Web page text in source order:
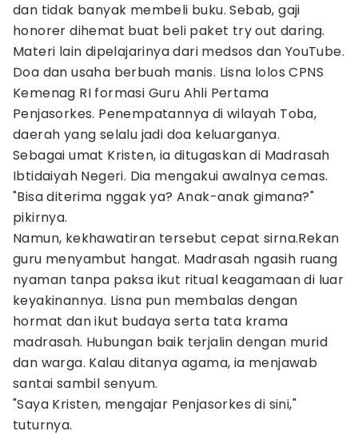
dan tidak banyak membeli buku. Sebab, gaji
honorer dihemat buat beli paket try out daring.
Materi lain dipelajarinya dari medsos dan YouTube.
Doa dan usaha berbuah manis. Lisna lolos CPNS
Kemenag RI formasi Guru Ahli Pertama
Penjasorkes. Penempatannya di wilayah Toba,
daerah yang selalu jadi doa keluarganya.
Sebagai umat Kristen, ia ditugaskan di Madrasah
Ibtidaiyah Negeri. Dia mengakui awalnya cemas.
"Bisa diterima nggak ya? Anak-anak gimana?"
pikirnya.
Namun, kekhawatiran tersebut cepat sirna.Rekan
guru menyambut hangat. Madrasah ngasih ruang
nyaman tanpa paksa ikut ritual keagamaan di luar
keyakinannya. Lisna pun membalas dengan
hormat dan ikut budaya serta tata krama
madrasah. Hubungan baik terjalin dengan murid
dan warga. Kalau ditanya agama, ia menjawab
santai sambil senyum.
"Saya Kristen, mengajar Penjasorkes di sini,"
tuturnya.